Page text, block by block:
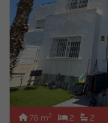
76 m2 2 2